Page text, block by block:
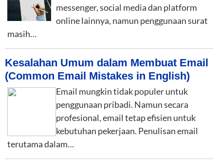
messenger, social media dan platform
online lainnya, namun penggunaan surat
masih…
Kesalahan Umum dalam Membuat Email
(Common Email Mistakes in English)
Email mungkin tidak populer untuk
penggunaan pribadi. Namun secara
profesional, email tetap efisien untuk
kebutuhan pekerjaan. Penulisan email
terutama dalam…